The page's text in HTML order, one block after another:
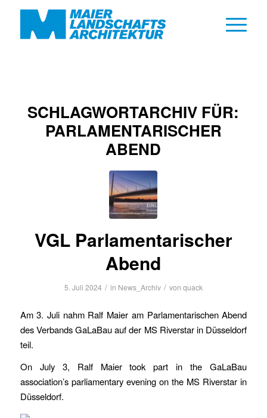
SCHLAGWORTARCHIV FÜR:
PARLAMENTARISCHER
ABEND
VGL Parlamentarischer
Abend
5. Juli 2024 / in News_Archiv / von quack
Am 3. Juli nahm Ralf Maier am Parlamentarischen Abend
des Verbands GaLaBau auf der MS Riverstar in Düsseldorf
teil.
On July 3, Ralf Maier took part in the GaLaBau
association’s parliamentary evening on the MS Riverstar in
Düsseldorf.